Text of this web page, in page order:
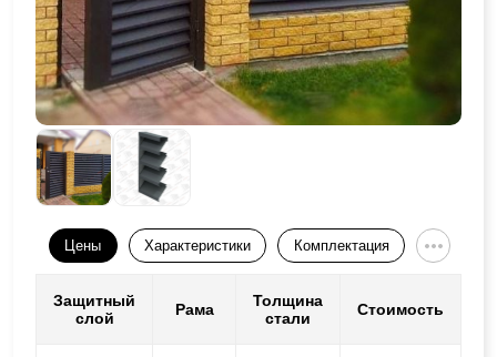
Цены Характеристики Комплектация
Защитный
слой
Рама
Толщина
стали
Стоимость